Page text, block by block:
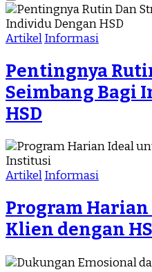
ArtikelInformasi
Pentingnya
Seimbang Bagi
HSD
ArtikelInformasi
Program
Klien dengan